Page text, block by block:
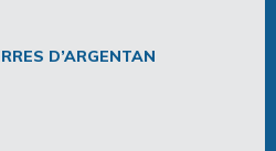
D’ARGENTAN